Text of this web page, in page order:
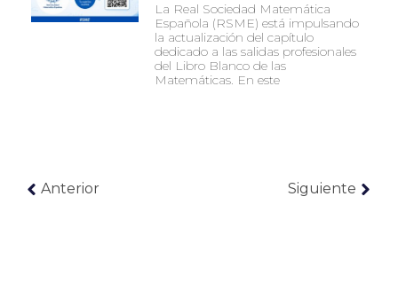
La Real Sociedad Matemática
Española (RSME) está impulsando
la actualización del capítulo
dedicado a las salidas profesionales
del Libro Blanco de las
Matemáticas. En este
Anterior Siguiente